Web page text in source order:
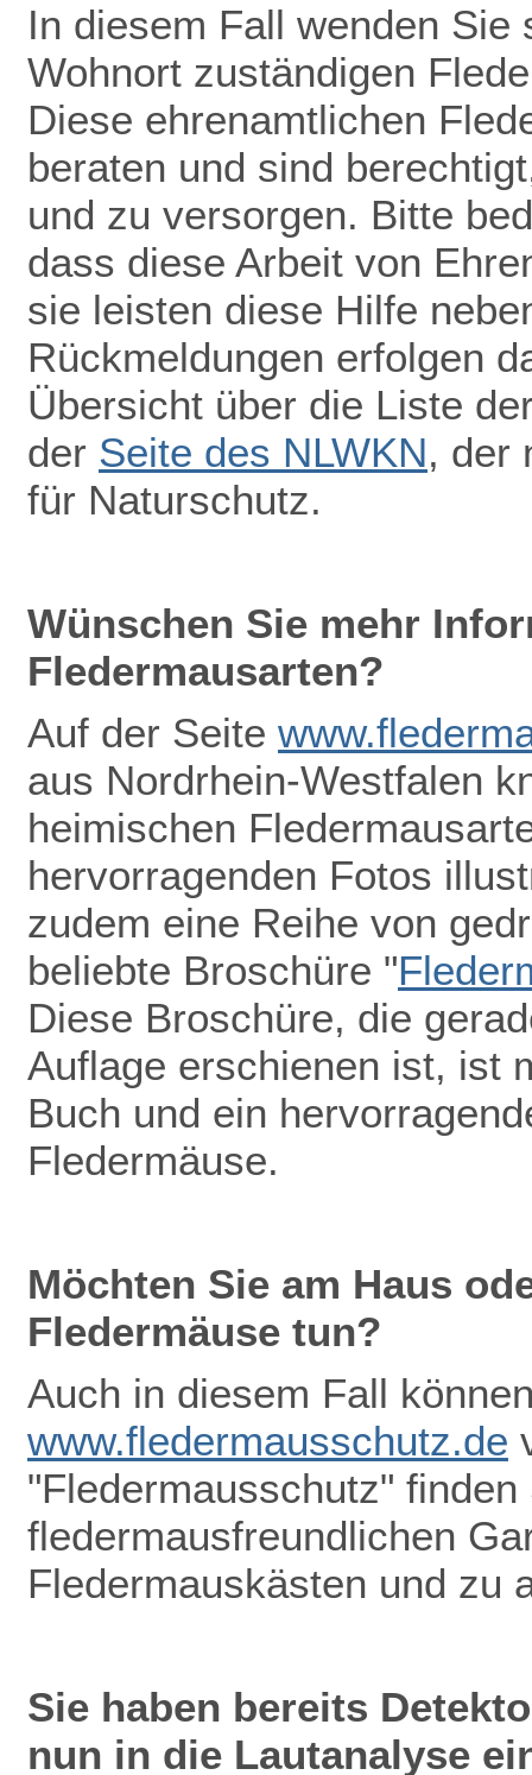
In diesem Fall wenden
Wohnort zuständigen
Diese ehrenamtlichen
beraten und sind
und zu versorgen. Bitte
dass diese Arbeit von
sie leisten diese Hilfe
Rückmeldungen erfolgen
Übersicht über die Liste
der Seite des NLWKN, der
für Naturschutz.
Wünschen Sie mehr
Fledermausarten?
Auf der Seite
aus Nordrhein-Westfalen
heimischen
hervorragenden Fotos
zudem eine Reihe von
beliebte Broschüre "
Diese Broschüre, die
Auflage erschienen ist, ist
Buch und ein
Fledermäuse.
Möchten Sie am Haus
Fledermäuse tun?
Auch in diesem Fall
www.fledermausschutz.de
"Fledermausschutz"
fledermausfreundlichen
Fledermauskästen und zu
Sie haben bereits
nun in die Lautanalyse